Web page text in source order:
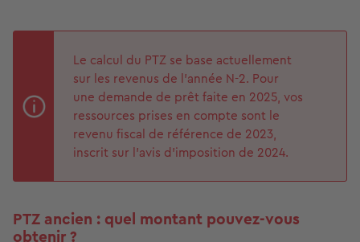
Le calcul du PTZ se base actuellement
sur les revenus de l'année N-2. Pour
une demande de prêt faite en 2025, vos
ressources prises en compte sont le
revenu fiscal de référence de 2023,
inscrit sur l'avis d'imposition de 2024.
PTZ ancien : quel montant pouvez-vous
obtenir ?